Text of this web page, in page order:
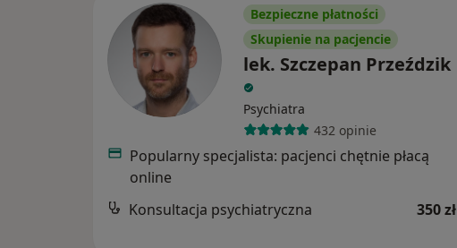
Bezpieczne płatności
Skupienie na pacjencie
lek. Szczepan Przeździk
Psychiatra
432 opinie
Popularny specjalista: pacjenci chętnie płacą
online
Konsultacja psychiatryczna
350 zł